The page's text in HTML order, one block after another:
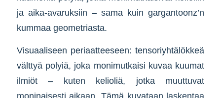
ja aika-avaruksiin – sama kuin gargantoonz’n
kummaa geometriasta.
Visuaaliseen periaatteeseen: tensoriyhtälökkeä
välttyä polyiä, joka monimutkaisi kuvaa kuumat
ilmiöt – kuten kelioliä, jotka muuttuvat
moninaisesti aikaan. Tämä kuvataan laskentaa